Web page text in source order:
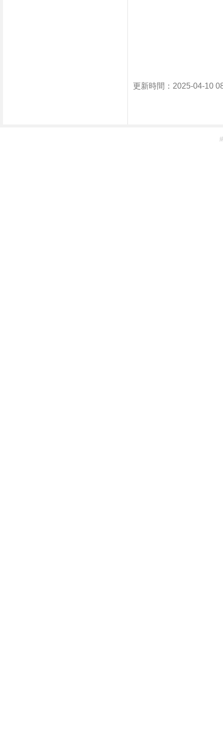
更新時間：2025-04-10